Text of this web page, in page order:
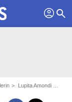
profil search
Lupita Amondi Nyong'o - aka : Lupita Nyong'o